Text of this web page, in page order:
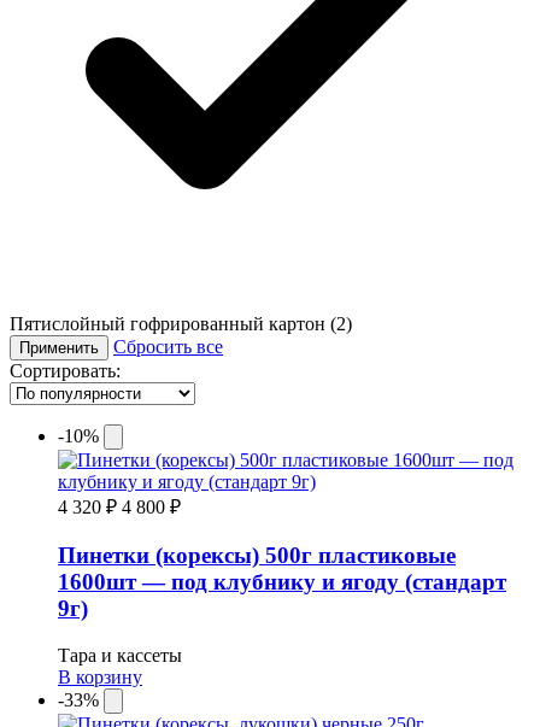
Пятислойный гофрированный картон (2)
Применить
Сбросить все
Сортировать:
-10%
4 320 ₽ 4 800 ₽
Пинетки (корексы) 500г пластиковые
1600шт — под клубнику и ягоду (стандарт
9г)
Тара и кассеты
В корзину
-33%